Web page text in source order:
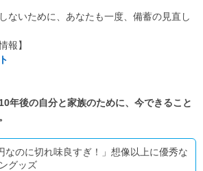
ないために、あなたも一度、備蓄の見直し
報】
年後の自分と家族のために、今できること
なのに切れ味良すぎ！」想像以上に優秀な
グッズ